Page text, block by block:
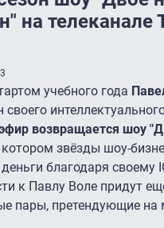
на телеканале
учебного года
своего
возвращается шоу
котором звёзды шоу-
благодаря своему
к Павлу Воле придут
пары, претендующие на